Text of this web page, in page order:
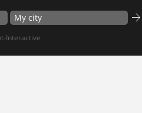
Interactive